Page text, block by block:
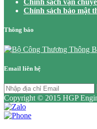
Chính sách vận
Chính sách bảo mật
Thông báo
Email liên hệ
Copyright © 2015 HGP